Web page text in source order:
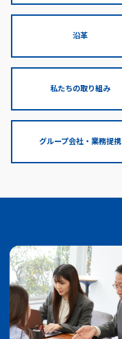
沿革
私たちの取り組み
グループ会社・業務提携